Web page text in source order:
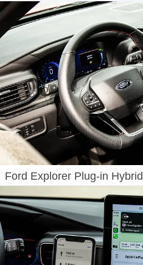
Ford Explorer Plug-in Hybrid